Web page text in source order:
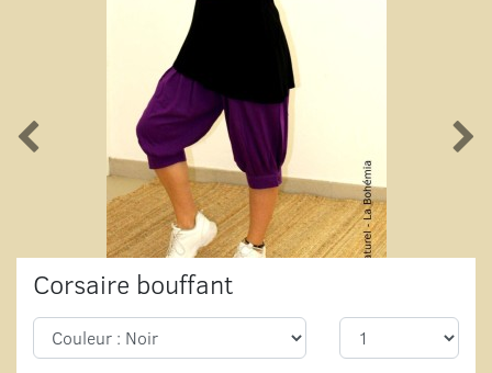
Corsaire bouffant